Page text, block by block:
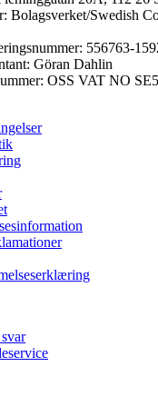
Bolagsverket/Swedish
556763-
Göran Dahlin
OSS VAT NO